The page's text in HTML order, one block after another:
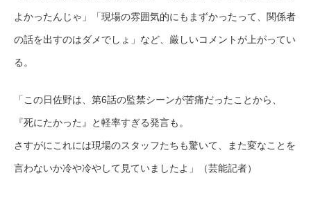
よかったんじゃ」「現場の雰囲気的にもまずかったって、関係者
の話を出すのはダメでしょ」など、厳しいコメントが上がってい
る。
「この日佐野は、第6話の監禁シーンが苦痛だったことから、
『死にたかった』と軽率すぎる発言も。
さすがにこれには現場のスタッフたちも驚いて、また変なことを
言わないか冷や冷やして見ていましたよ」（芸能記者）